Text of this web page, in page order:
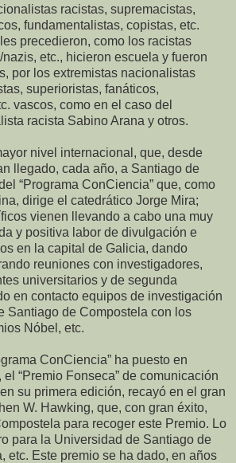
racistas, supremacistas,
fundamentalistas, copistas, etc.
precedieron, como los racistas
etc., hicieron escuela y fueron
por los extremistas nacionalistas
superioristas, fanáticos,
vascos, como en el caso del
racista Sabino Arana y otros.
nivel internacional, que, desde
llegado, cada año, a Santiago de
“Programa ConCiencia” que, como
dirige el catedrático Jorge Mira;
vienen llevando a cabo una muy
y positiva labor de divulgación e
en la capital de Galicia, dando
reuniones con investigadores,
universitarios y de segunda
en contacto equipos de investigación
Santiago de Compostela con los
Nóbel, etc.
ConCiencia” ha puesto en
“Premio Fonseca” de comunicación
su primera edición, recayó en el gran
W. Hawking, que, con gran éxito,
para recoger este Premio. Lo
para la Universidad de Santiago de
etc. Este premio se ha dado, en años